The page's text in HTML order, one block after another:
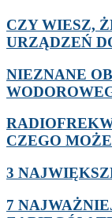
CZY WIESZ,
URZĄDZEŃ
NIEZNANE
CZEGO
3
7